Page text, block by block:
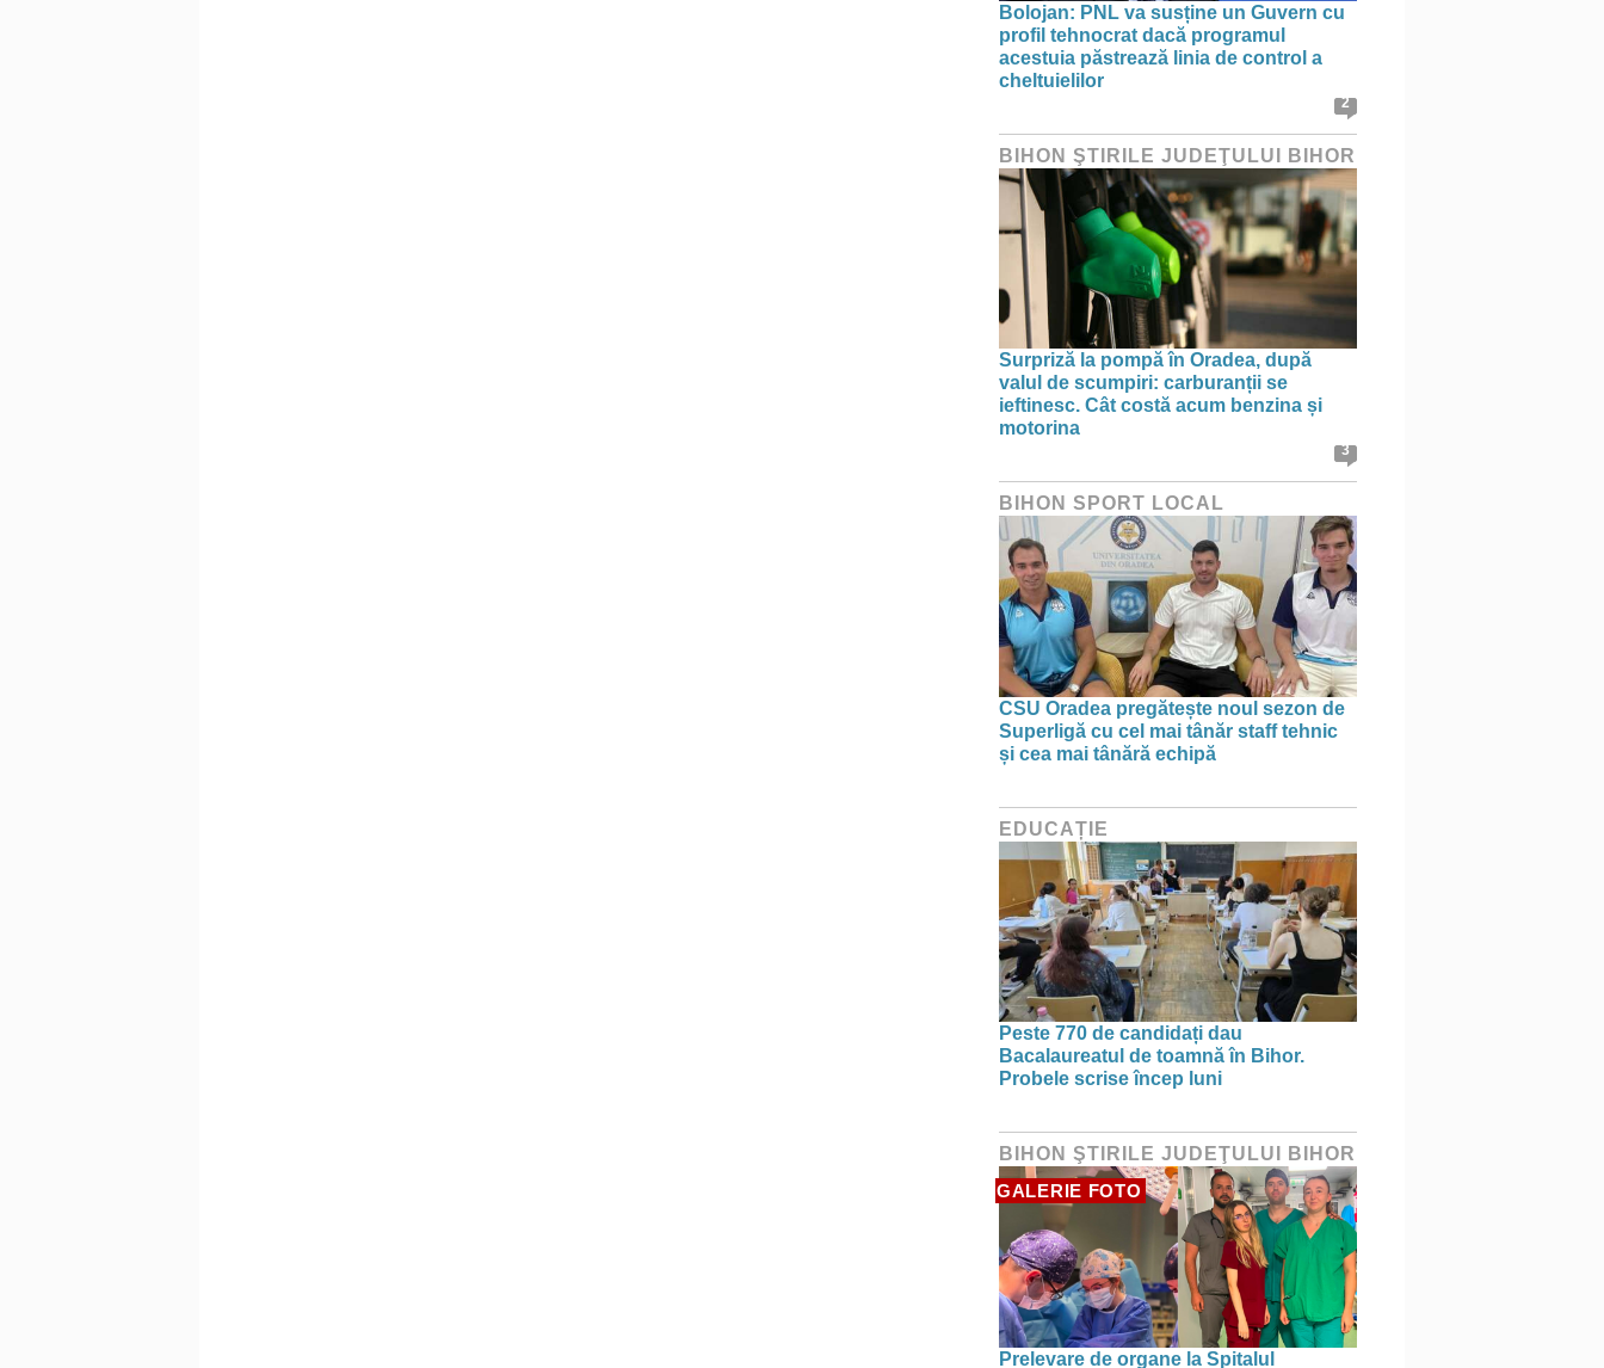
Bolojan: PNL va susține un Guvern cu
profil tehnocrat dacă programul
acestuia păstrează linia de control a
cheltuielilor
2
BIHON ŞTIRILE JUDEŢULUI BIHOR
Surpriză la pompă în Oradea, după
valul de scumpiri: carburanții se
ieftinesc. Cât costă acum benzina și
motorina
3
BIHON SPORT LOCAL
CSU Oradea pregătește noul sezon de
Superligă cu cel mai tânăr staff tehnic
și cea mai tânără echipă
EDUCAȚIE
Peste 770 de candidați dau
Bacalaureatul de toamnă în Bihor.
Probele scrise încep luni
BIHON ŞTIRILE JUDEŢULUI BIHOR
GALERIE FOTO
Prelevare de organe la Spitalul